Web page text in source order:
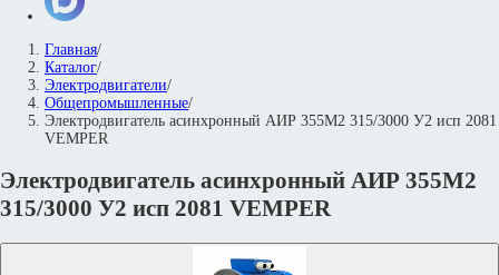
Главная/
Каталог/
Электродвигатели/
Общепромышленные/
Электродвигатель асинхронный АИР 355М2 315/3000 У2 исп 2081
VEMPER
Электродвигатель асинхронный АИР 355М2
315/3000 У2 исп 2081 VEMPER